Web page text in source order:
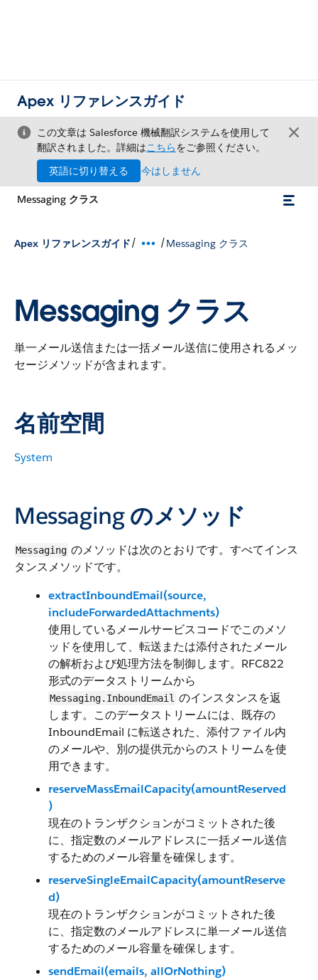
Apex リファレンスガイド
この文章は Salesforce 機械翻訳システムを使用して
翻訳されました。詳細はこちらをご参照ください。
英語に切り替える
今はしません
Messaging クラス
Apex リファレンスガイド/ /Messaging クラス
Messaging クラス
単一メール送信または一括メール送信に使用されるメッ
セージメソッドが含まれます。
名前空間
System
Messaging のメソッド
Messaging のメソッドは次のとおりです。すべてインス
タンスメソッドです。
extractInboundEmail(source,
includeForwardedAttachments)
使用しているメールサービスコードでこのメソ
ッドを使用して、転送または添付されたメール
の解析および処理方法を制御します。RFC822
形式のデータストリームから
Messaging.InboundEmail のインスタンスを返
します。このデータストリームには、既存の
InboundEmail に転送された、添付ファイル内
のメールや、別の提供元からのストリームを使
用できます。
reserveMassEmailCapacity(amountReserved
)
現在のトランザクションがコミットされた後
に、指定数のメールアドレスに一括メール送信
するためのメール容量を確保します。
reserveSingleEmailCapacity(amountReserve
d)
現在のトランザクションがコミットされた後
に、指定数のメールアドレスに単一メール送信
するためのメール容量を確保します。
sendEmail(emails, allOrNothing)